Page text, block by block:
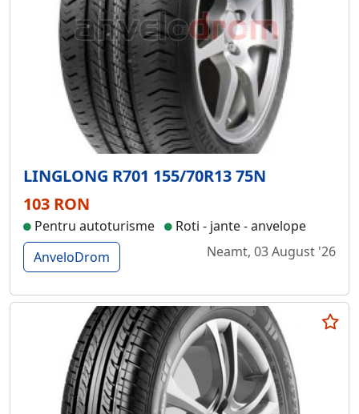
LINGLONG R701 155/70R13 75N
103 RON
Pentru autoturisme
Roti - jante - anvelope
AnveloDrom
Neamt, 03 August '26